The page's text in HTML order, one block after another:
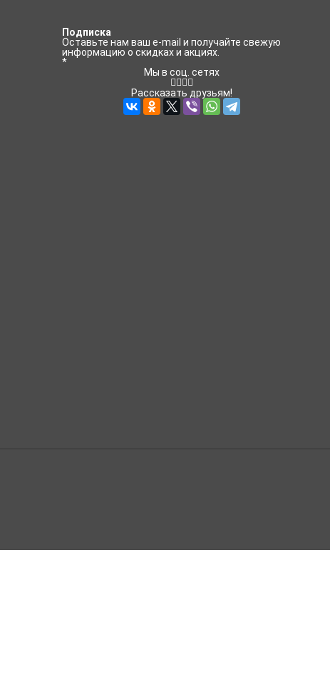
Подписка
Оставьте нам ваш e-mail и получайте свежую
информацию о скидках и акциях.
*
Мы в соц. сетях
Рассказать друзьям!